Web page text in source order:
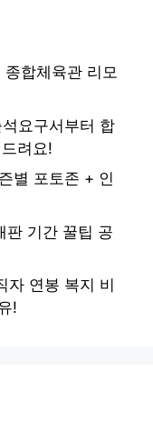
합체육관 리모
요구서부터 합
려요!
별 포토존 + 인
판 기간 꿀팁 공
자 연봉 복지 비
!